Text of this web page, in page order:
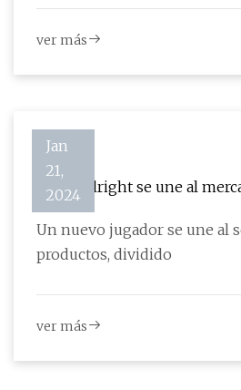
ver más
Jan
21,
2024
Thermalright se une al
W de capacidad
Un nuevo jugador se une al servidor. Thermalright ha agregado siete modelos
productos, dividido
ver más